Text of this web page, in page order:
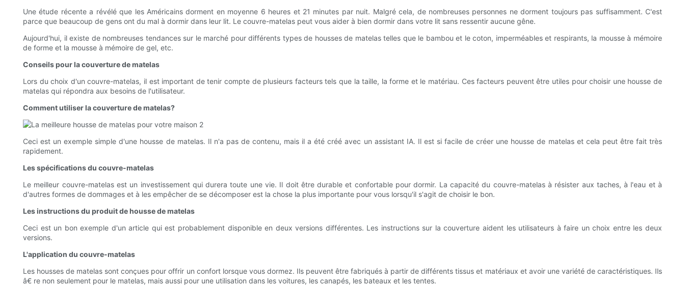
Une étude récente a révélé que les Américains dorment en moyenne 6 heures et 21 minutes par nuit. Malgré cela, de nombreuses personnes ne dorment toujours pas suffisamment. C'est
parce que beaucoup de gens ont du mal à dormir dans leur lit. Le couvre-matelas peut vous aider à bien dormir dans votre lit sans ressentir aucune gêne.
Aujourd'hui, il existe de nombreuses tendances sur le marché pour différents types de housses de matelas telles que le bambou et le coton, imperméables et respirants, la mousse à mémoire
de forme et la mousse à mémoire de gel, etc.
Conseils pour la couverture de matelas
Lors du choix d'un couvre-matelas, il est important de tenir compte de plusieurs facteurs tels que la taille, la forme et le matériau. Ces facteurs peuvent être utiles pour choisir une housse de
matelas qui répondra aux besoins de l'utilisateur.
Comment utiliser la couverture de matelas?
Ceci est un exemple simple d'une housse de matelas. Il n'a pas de contenu, mais il a été créé avec un assistant IA. Il est si facile de créer une housse de matelas et cela peut être fait très
rapidement.
Les spécifications du couvre-matelas
Le meilleur couvre-matelas est un investissement qui durera toute une vie. Il doit être durable et confortable pour dormir. La capacité du couvre-matelas à résister aux taches, à l'eau et à
d'autres formes de dommages et à les empêcher de se décomposer est la chose la plus importante pour vous lorsqu'il s'agit de choisir le bon.
Les instructions du produit de housse de matelas
Ceci est un bon exemple d'un article qui est probablement disponible en deux versions différentes. Les instructions sur la couverture aident les utilisateurs à faire un choix entre les deux
versions.
L'application du couvre-matelas
Les housses de matelas sont conçues pour offrir un confort lorsque vous dormez. Ils peuvent être fabriqués à partir de différents tissus et matériaux et avoir une variété de caractéristiques. Ils
â€ re non seulement pour le matelas, mais aussi pour une utilisation dans les voitures, les canapés, les bateaux et les tentes.